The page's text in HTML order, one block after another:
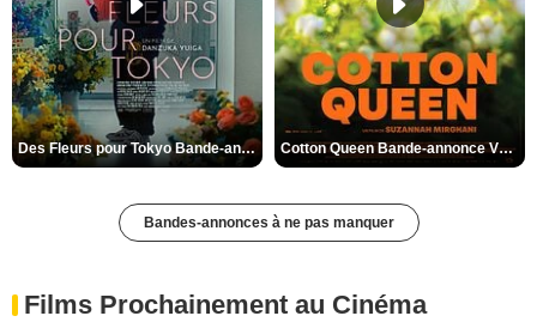
Des Fleurs pour Tokyo Bande-annonce VO STFR Cotton Queen Bande-annonce VO STFR
Bandes-annonces à ne pas manquer
Films Prochainement au Cinéma